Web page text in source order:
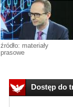
źródło: materiały
prasowe
Dostęp do